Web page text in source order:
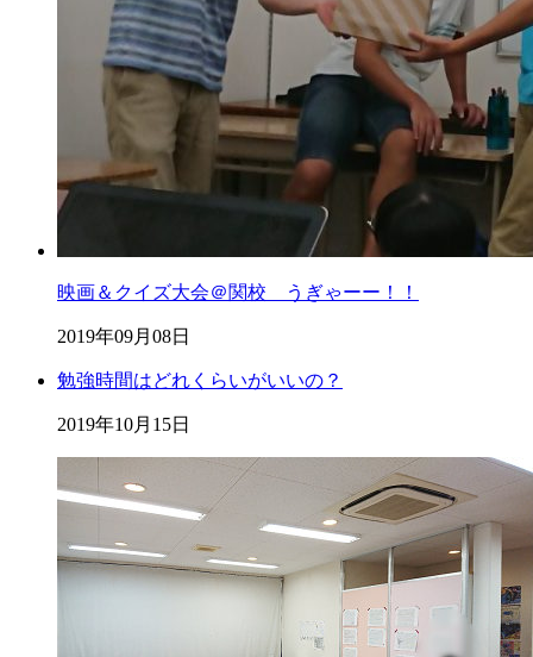
映画＆クイズ大会＠関校 うぎゃーー！！
2019年09月08日
勉強時間はどれくらいがいいの？
2019年10月15日